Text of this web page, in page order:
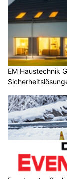
EM Haustechnik